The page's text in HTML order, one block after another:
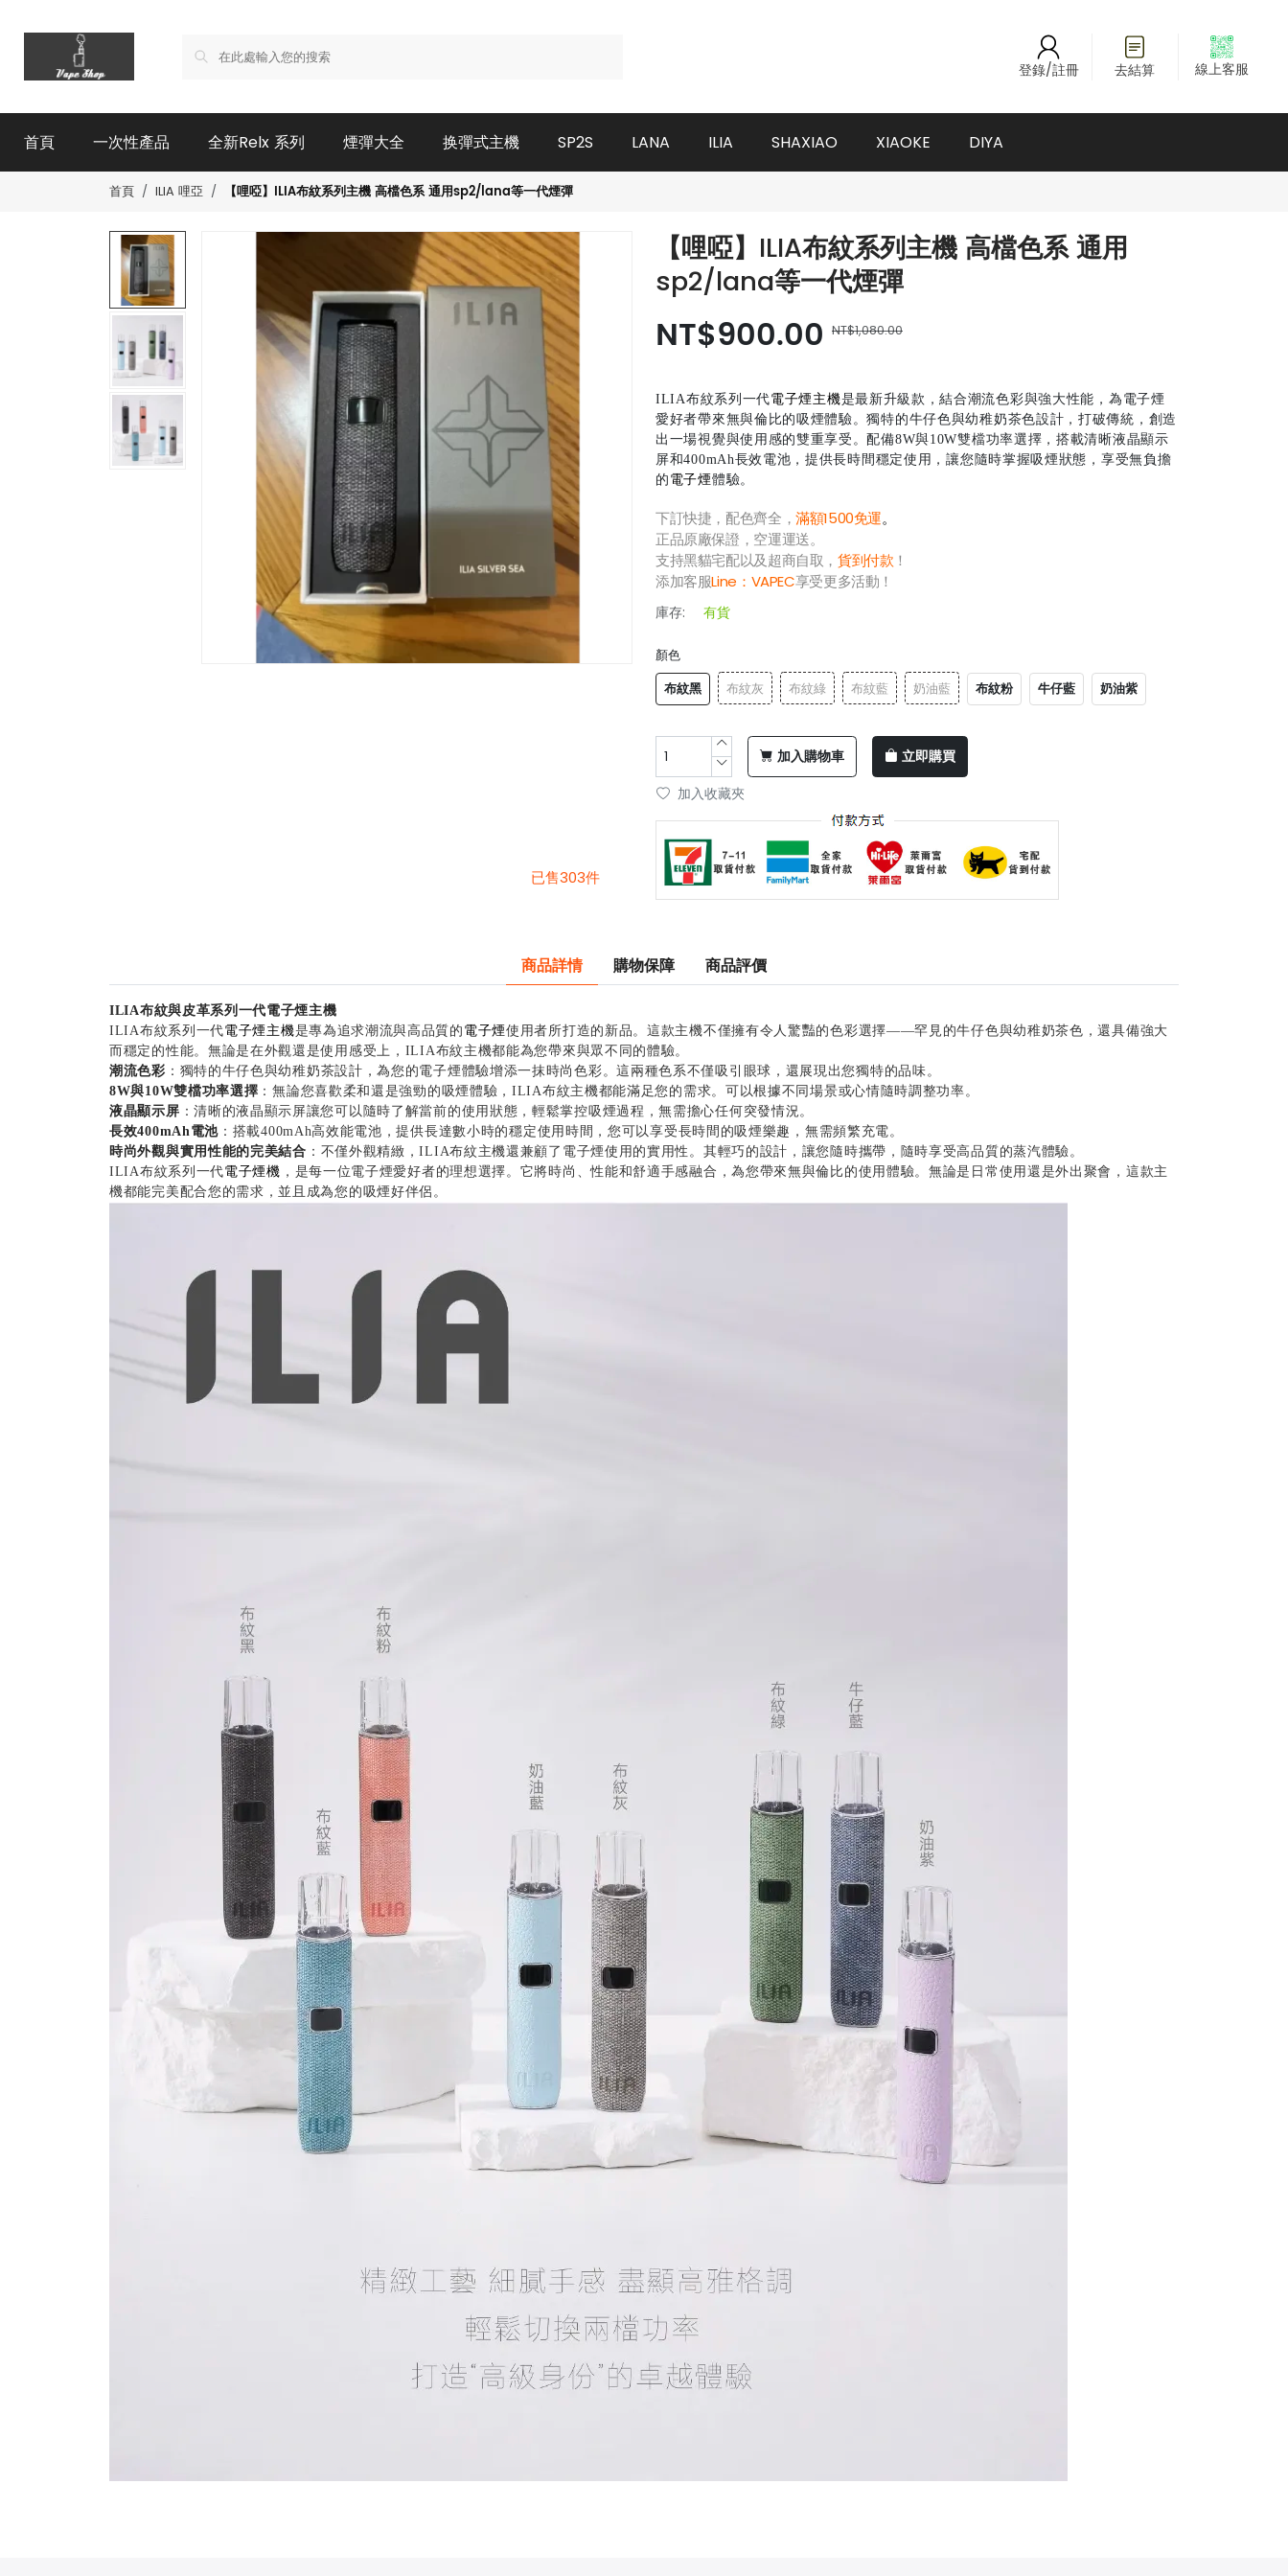
登錄/註冊 去結算 線上客服
首頁 一次性產品 全新Relx 系列 煙彈大全 换彈式主機 SP2S LANA ILIA SHAXIAO XIAOKE DIYA
首頁 ILIA 哩亞 【哩啞】ILIA布紋系列主機 高檔色系 通用sp2/lana等一代煙彈
已售303件
【哩啞】ILIA布紋系列主機 高檔色系 通用
sp2/lana等一代煙彈
NT$900.00 NT$1,080.00
ILIA布紋系列一代電子煙主機是最新升級款，結合潮流色彩與強大性能，為電子煙
愛好者帶來無與倫比的吸煙體驗。獨特的牛仔色與幼稚奶茶色設計，打破傳統，創造
出一場視覺與使用感的雙重享受。配備8W與10W雙檔功率選擇，搭載清晰液晶顯示
屏和400mAh長效電池，提供長時間穩定使用，讓您隨時掌握吸煙狀態，享受無負擔
的 電子煙體驗。
下訂快捷，配色齊全，滿額1500免運。
正品原廠保證，空運運送。
支持黑貓宅配以及超商自取，貨到付款 ！
添加客服Line： VAPEC享受更多活動！
庫存: 有貨
顏色
布紋黑 布紋灰 布紋綠 布紋藍 奶油藍 布紋粉 牛仔藍 奶油紫
加入購物車 立即購買
加入收藏夾
商品詳情 購物保障 商品評價
ILIA布紋與皮革系列一代電子煙主機
ILIA布紋系列一代電子煙主機是專為追求潮流與高品質的 電子煙使用者所打造的新品。這款主機不僅擁有令人驚豔的色彩選擇——罕見的牛仔色與幼稚奶茶色，還具備強大
而穩定的性能。無論是在外觀還是使用感受上，ILIA布紋主機都能為您帶來與眾不同的體驗。
潮流色彩 ：獨特的牛仔色與幼稚奶茶設計，為您的電子煙體驗增添一抹時尚色彩。這兩種色系不僅吸引眼球，還展現出您獨特的品味。
8W與10W雙檔功率選擇 ：無論您喜歡柔和還是強勁的吸煙體驗，ILIA布紋主機都能滿足您的需求。可以根據不同場景或心情隨時調整功率。
液晶顯示屏 ：清晰的液晶顯示屏讓您可以隨時了解當前的使用狀態，輕鬆掌控吸煙過程，無需擔心任何突發情況。
長效400mAh電池 ：搭載400mAh高效能電池，提供長達數小時的穩定使用時間，您可以享受長時間的吸煙樂趣，無需頻繁充電。
時尚外觀與實用性能的完美結合 ：不僅外觀精緻，ILIA布紋主機還兼顧了電子煙使用的實用性。其輕巧的設計，讓您隨時攜帶，隨時享受高品質的蒸汽體驗。
ILIA布紋系列一代電子煙機 ，是每一位電子煙愛好者的理想選擇。它將時尚、性能和舒適手感融合，為您帶來無與倫比的使用體驗。無論是日常使用還是外出聚會，這款主
機都能完美配合您的需求，並且成為您的吸煙好伴侶。